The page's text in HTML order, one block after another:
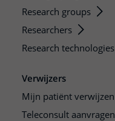
Research groups
Researchers
Research technologies
Verwijzers
Mijn patiënt verwijzen
Teleconsult aanvragen